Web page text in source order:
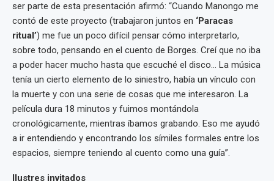
ser parte de esta presentación afirmó: “Cuando Manongo me
contó de este proyecto (trabajaron juntos en ‘Paracas
ritual’) me fue un poco difícil pensar cómo interpretarlo,
sobre todo, pensando en el cuento de Borges. Creí que no iba
a poder hacer mucho hasta que escuché el disco… La música
tenía un cierto elemento de lo siniestro, había un vínculo con
la muerte y con una serie de cosas que me interesaron. La
película dura 18 minutos y fuimos montándola
cronológicamente, mientras íbamos grabando. Eso me ayudó
a ir entendiendo y encontrando los símiles formales entre los
espacios, siempre teniendo al cuento como una guía”.
Ilustres invitados